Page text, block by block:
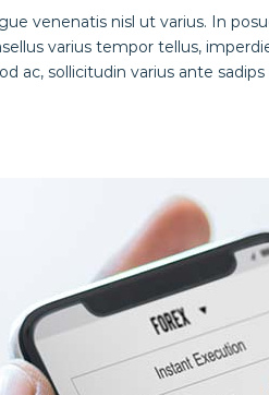
venenatis nisl ut varius. In
varius tempor tellus,
ac, sollicitudin varius ante